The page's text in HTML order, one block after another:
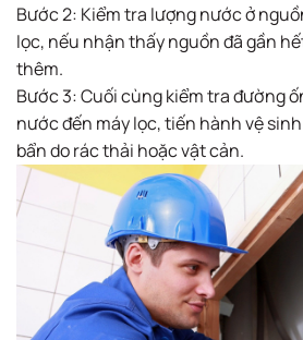
Bước 2: Kiểm tra lượng nước ở
lọc, nếu nhận thấy nguồn đã gần
thêm.
Bước 3: Cuối cùng kiểm tra đường
nước đến máy lọc, tiến hành vệ
bẩn do rác thải hoặc vật cản.